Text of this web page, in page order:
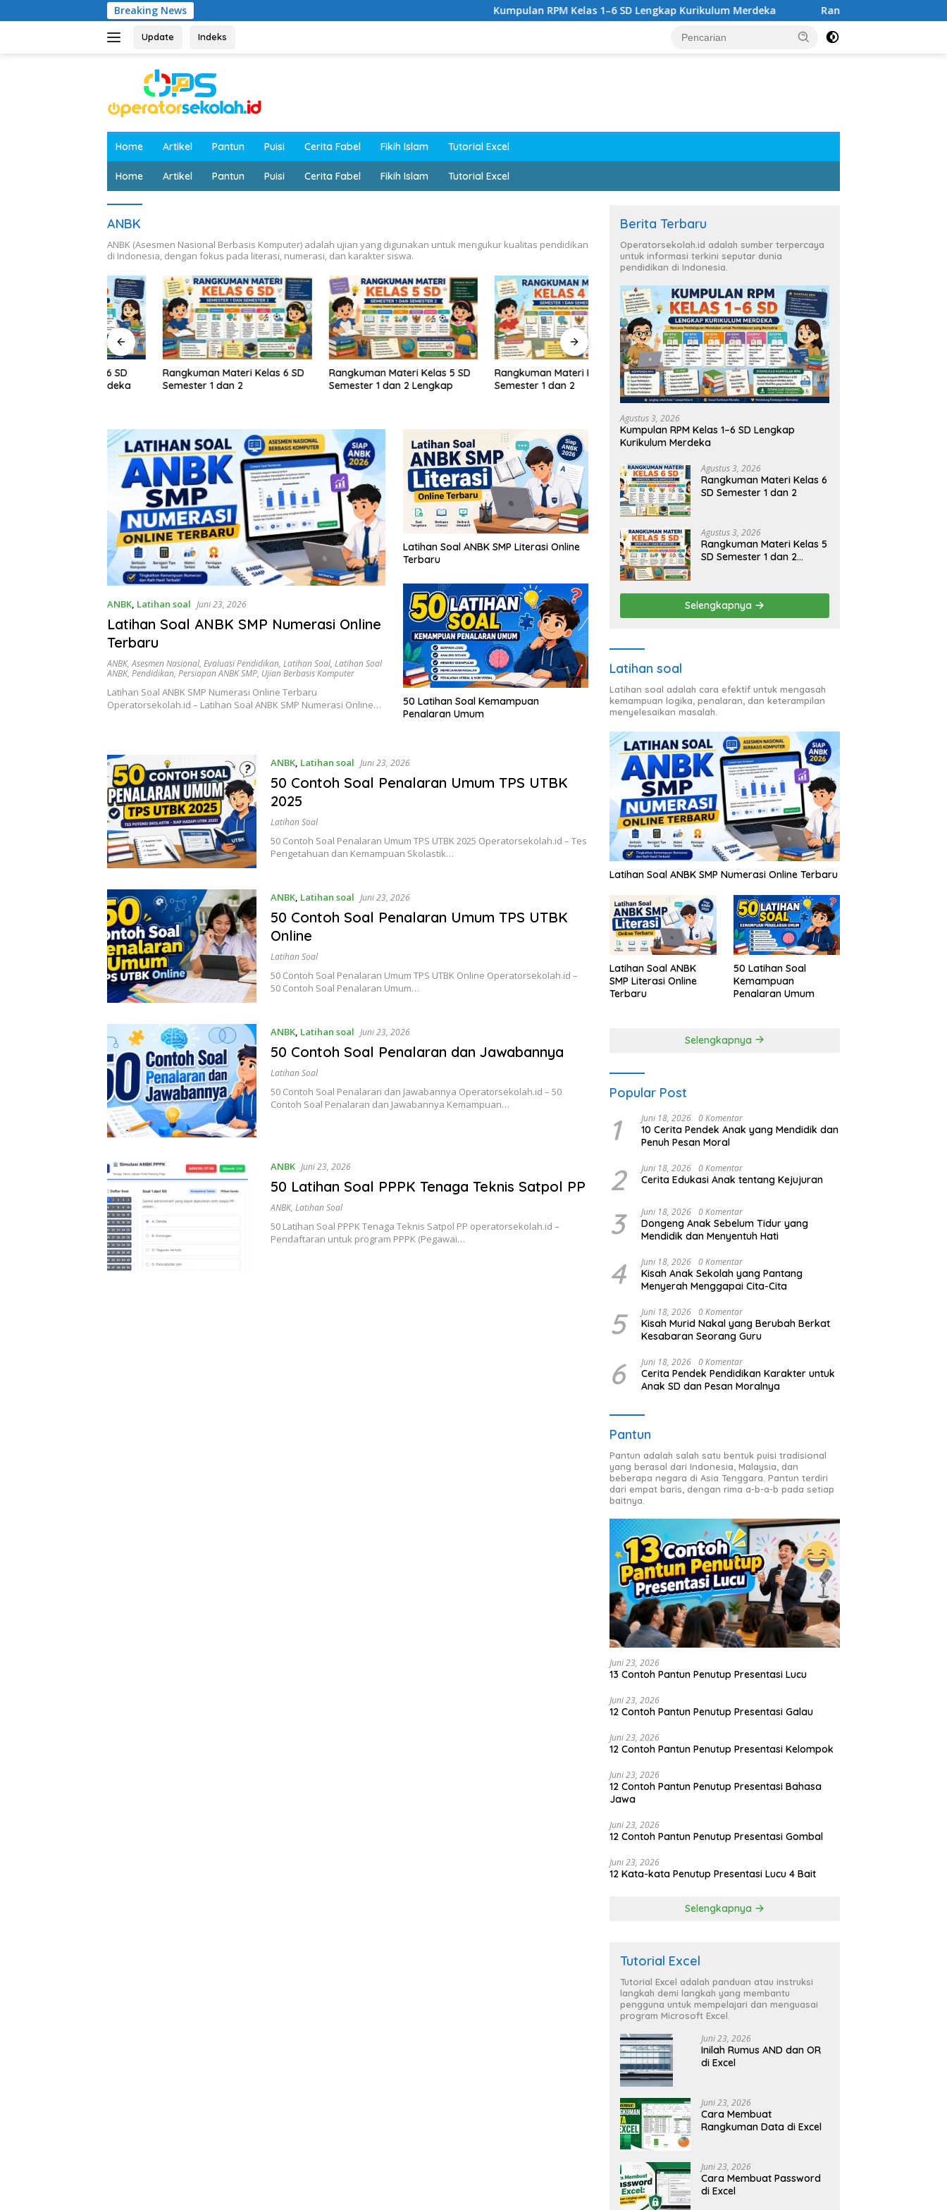
ke
Breaking News Kumpulan RPM Kelas 1–6 SD Lengkap Kurikulum Merdeka Rangkuman Materi Kelas 6 SD
Update Indeks
Home Artikel Pantun Puisi Cerita Fabel Fikih Islam Tutorial Excel
Home Artikel Pantun Puisi Cerita Fabel Fikih Islam Tutorial Excel
ANBK
ANBK (Asesmen Nasional Berbasis Komputer) adalah ujian yang digunakan untuk mengukur kualitas pendidikan
di Indonesia, dengan fokus pada literasi, numerasi, dan karakter siswa.
Rangkuman Materi Kelas 6 SD
Semester 1 dan 2
Rangkuman Materi Kelas 5 SD
Semester 1 dan 2 Lengkap
Rangkuman Materi Kelas 4 SD
Semester 1 dan 2
Rangkuman Materi Kelas 2 SD
Semester 1 dan 2
Rangkuman Materi Kelas 1 SD
Semester 1 dan 2 Lengkap
ANBK, Latihan soal Juni 23, 2026
Latihan Soal ANBK SMP Numerasi Online
Terbaru
ANBK,Asesmen Nasional, Evaluasi Pendidikan, Latihan Soal, Latihan Soal
ANBK, Pendidikan, Persiapan ANBK SMP, Ujian Berbasis Komputer
Latihan Soal ANBK SMP Numerasi Online Terbaru
Operatorsekolah.id – Latihan Soal ANBK SMP Numerasi Online…
Latihan Soal ANBK SMP Literasi Online
Terbaru
50 Latihan Soal Kemampuan
Penalaran Umum
ANBK, Latihan soal Juni 23, 2026
50 Contoh Soal Penalaran Umum TPS UTBK
2025
Latihan Soal
50 Contoh Soal Penalaran Umum TPS UTBK 2025 Operatorsekolah.id – Tes
Pengetahuan dan Kemampuan Skolastik…
ANBK, Latihan soal Juni 23, 2026
50 Contoh Soal Penalaran Umum TPS UTBK
Online
Latihan Soal
50 Contoh Soal Penalaran Umum TPS UTBK Online Operatorsekolah.id –
50 Contoh Soal Penalaran Umum…
ANBK, Latihan soal Juni 23, 2026
50 Contoh Soal Penalaran dan Jawabannya
Latihan Soal
50 Contoh Soal Penalaran dan Jawabannya Operatorsekolah.id – 50
Contoh Soal Penalaran dan Jawabannya Kemampuan…
ANBK Juni 23, 2026
50 Latihan Soal PPPK Tenaga Teknis Satpol PP
ANBK, Latihan Soal
50 Latihan Soal PPPK Tenaga Teknis Satpol PP operatorsekolah.id –
Pendaftaran untuk program PPPK (Pegawai…
Berita Terbaru
Operatorsekolah.id adalah sumber terpercaya
untuk informasi terkini seputar dunia
pendidikan di Indonesia.
Agustus 3, 2026
Kumpulan RPM Kelas 1–6 SD Lengkap
Kurikulum Merdeka
Agustus 3, 2026
Rangkuman Materi Kelas 6
SD Semester 1 dan 2
Agustus 3, 2026
Rangkuman Materi Kelas 5
SD Semester 1 dan 2
Selengkapnya
Latihan soal
Latihan soal adalah cara efektif untuk mengasah
kemampuan logika, penalaran, dan keterampilan
menyelesaikan masalah.
Latihan Soal ANBK SMP Numerasi Online Terbaru
Latihan Soal ANBK
SMP Literasi Online
Terbaru
50 Latihan Soal
Kemampuan
Penalaran Umum
Selengkapnya
Popular Post
1 Juni 18, 2026 0 Komentar
10 Cerita Pendek Anak yang Mendidik dan
Penuh Pesan Moral
2 Juni 18, 2026 0 Komentar
Cerita Edukasi Anak tentang Kejujuran
3 Juni 18, 2026 0 Komentar
Dongeng Anak Sebelum Tidur yang
Mendidik dan Menyentuh Hati
4 Juni 18, 2026 0 Komentar
Kisah Anak Sekolah yang Pantang
Menyerah Menggapai Cita-Cita
5 Juni 18, 2026 0 Komentar
Kisah Murid Nakal yang Berubah Berkat
Kesabaran Seorang Guru
6 Juni 18, 2026 0 Komentar
Cerita Pendek Pendidikan Karakter untuk
Anak SD dan Pesan Moralnya
Pantun
Pantun adalah salah satu bentuk puisi tradisional
yang berasal dari Indonesia, Malaysia, dan
beberapa negara di Asia Tenggara. Pantun terdiri
dari empat baris, dengan rima a-b-a-b pada setiap
baitnya.
Juni 23, 2026
13 Contoh Pantun Penutup Presentasi Lucu
Juni 23, 2026
12 Contoh Pantun Penutup Presentasi Galau
Juni 23, 2026
12 Contoh Pantun Penutup Presentasi Kelompok
Juni 23, 2026
12 Contoh Pantun Penutup Presentasi Bahasa
Jawa
Juni 23, 2026
12 Contoh Pantun Penutup Presentasi Gombal
Juni 23, 2026
12 Kata-kata Penutup Presentasi Lucu 4 Bait
Selengkapnya
Tutorial Excel
Tutorial Excel adalah panduan atau instruksi
langkah demi langkah yang membantu
pengguna untuk mempelajari dan menguasai
program Microsoft Excel.
Juni 23, 2026
Inilah Rumus AND dan OR
di Excel
Juni 23, 2026
Cara Membuat
Rangkuman Data di Excel
Juni 23, 2026
Cara Membuat Password
di Excel